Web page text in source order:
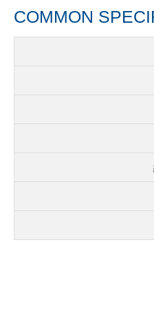
COMMON